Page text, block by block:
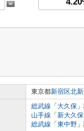
東京都新宿区北
総武線 「 大久保
山手線 「 新大久保
総武線 「 東中野